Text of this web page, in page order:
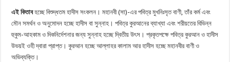
এই কিতাবহচ্ছে বিশুদ্ধতম হাদীস সংকলন। মহানবী (সা)-এর পবিত্র মুখনিঃসৃত বাণী, তাঁর কর্ম এবং
মৌন সমর্থন ও অনুমােদন হচ্ছে হাদীস বা সুন্নাহ। পবিত্র কুরআনের ব্যাখ্যা এবং শরীয়তের বিভিন্ন
হুকুম-আহকাম ও দিকনির্দেশনার জন্য সুন্নাহ হচ্ছে দ্বিতীয় উৎস। প্রকৃতপক্ষে পবিত্র কুরআন ও হাদীস
উভয়ই ওহী দ্বারা প্রাপ্ত। কুরআন হচ্ছে আল্লাহর কালাম আর হাদীস হচ্ছে মহানবীর বাণী ও
অভিব্যক্তি।